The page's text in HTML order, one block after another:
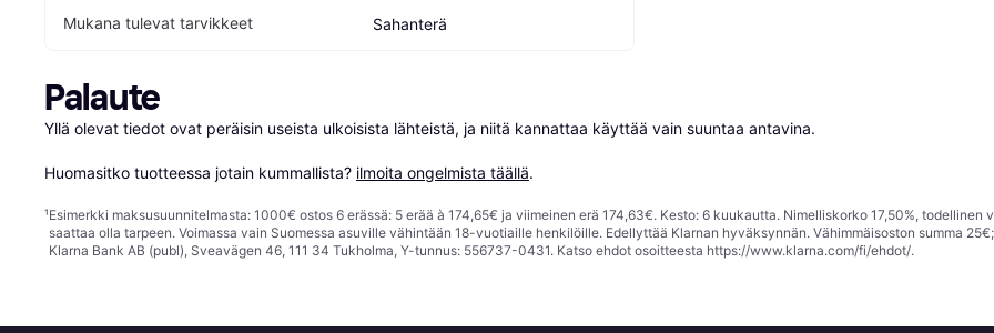
Mukana tulevat tarvikkeet Sahanterä
Palaute
Yllä olevat tiedot ovat peräisin useista ulkoisista lähteistä, ja niitä kannattaa käyttää vain suuntaa antavina.
Huomasitko tuotteessa jotain kummallista? ilmoita ongelmista täällä.
¹Esimerkki maksusuunnitelmasta: 1000€ ostos 6 erässä: 5 erää à 174,65€ ja viimeinen erä 174,63€. Kesto: 6 kuukautta. Nimelliskorko 17,50%,
saattaa olla tarpeen. Voimassa vain Suomessa asuville vähintään 18-vuotiaille henkilöille. Edellyttää Klarnan hyväksynnän. Vähimmäisoston summa
Klarna Bank AB (publ), Sveavägen 46, 111 34 Tukholma, Y-tunnus: 556737-0431. Katso ehdot osoitteesta https://www.klarna.com/fi/ehdot/.